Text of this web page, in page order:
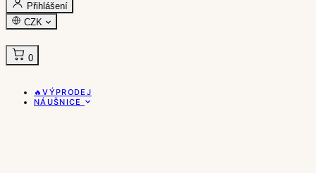
Přihlášení
CZK
0
🔥VÝPRODEJ
NÁUŠNICE